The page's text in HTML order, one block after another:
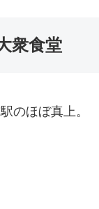
衆食堂
のほぼ真上。